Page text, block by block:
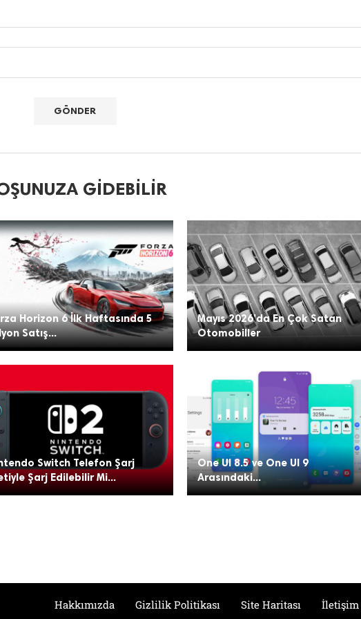
GIDEBILIR
Horizon 6 İlk Haftasında 5
Satış...
Mayıs 2026’da En Çok Satan
Otomobiller
Switch Telefon Şarj
Şarj Edilebilir Mi...
One UI 8.5 ve One UI 9
Arasındaki...
Hakkımızda Gizlilik Politikası Site Haritası İletişim